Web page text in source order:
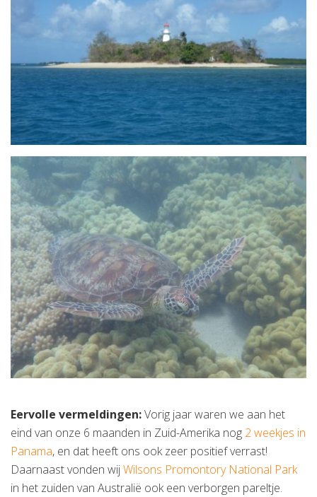
Eervolle vermeldingen:Vorig jaar waren we aan het
eind van onze 6 maanden in Zuid-Amerika nog 2 weekjes in
Panama, en dat heeft ons ook zeer positief verrast!
Daarnaast vonden wijWilsons Promontory National Park
in het zuiden van Australië ook een verborgen pareltje.